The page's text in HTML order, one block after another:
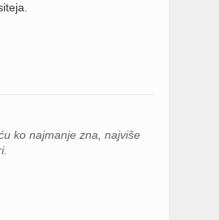
ko najmanje zna, najviše